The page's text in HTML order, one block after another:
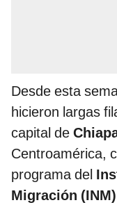
Desde esta
hicieron largas
capital de
Centroamérica,
programa del
Migración (INM)